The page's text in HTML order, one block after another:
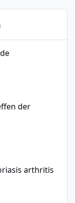
Selbsthilfegruppe
der
arthritis